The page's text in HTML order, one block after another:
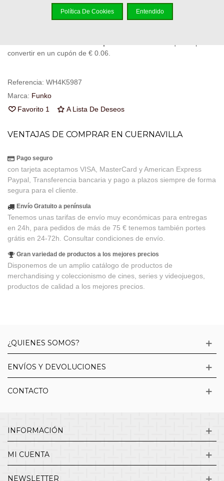
Código QR Compartir
convertir en un cupón de € 0.06
Referencia: WH4K5987
Marca: Funko
Favorito 1 A Lista De Deseos
VENTAJAS DE COMPRAR EN CUERNAVILLA
Pago seguro
con tarjeta aceptamos VISA, MasterCard y American Express
Paypal, Transferencia bancaria y pago a plazos siempre de forma
segura para el cliente.
Envío Gratuito a península
Tenemos unas tarifas de envío muy económicas para entregas
en 24h, para pedidos de más de 75 € tenemos también portes
grátis en 24-72h. Consultar condiciones de envío.
Gran variedad de productos a los mejores precios
Disponemos de un amplio catálogo de productos de
merchandising y coleccionismo de cines, series y videojuegos,
productos de calidad a los mejores precios.
¿QUIENES SOMOS?
ENVÍOS Y DEVOLUCIONES
CONTACTO
INFORMACIÓN
MI CUENTA
NEWSLETTER
Política De Cookies Entendido